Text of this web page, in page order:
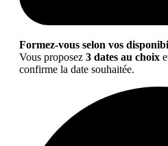
Formez-vous selon vos
Vous proposez 3 dates au choix
confirme la date souhaitée.